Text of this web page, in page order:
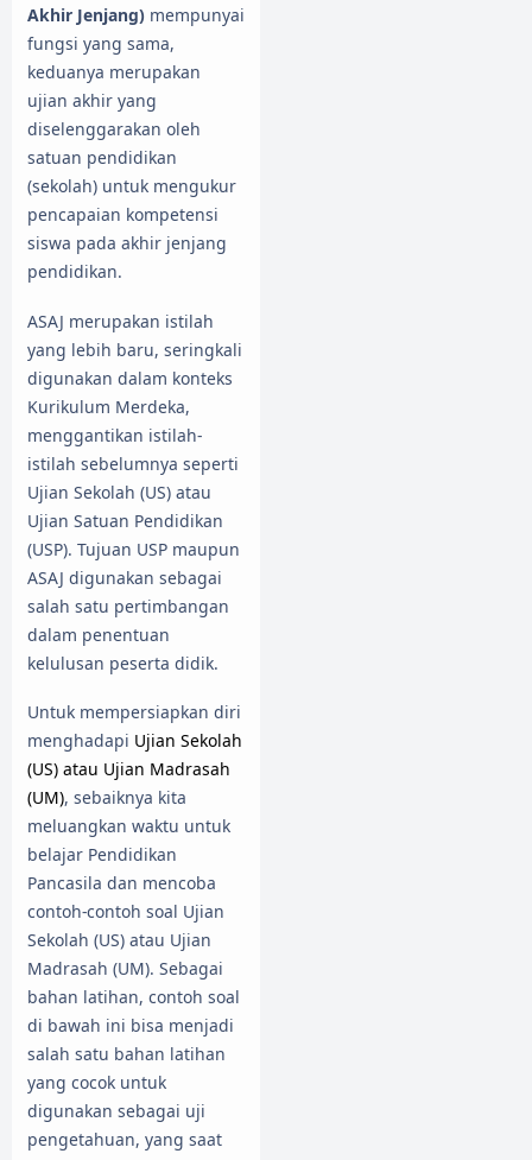
Akhir Jenjang) mempunyai
fungsi yang sama,
keduanya merupakan
ujian akhir yang
diselenggarakan oleh
satuan pendidikan
(sekolah) untuk mengukur
pencapaian kompetensi
siswa pada akhir jenjang
pendidikan.
ASAJ merupakan istilah
yang lebih baru, seringkali
digunakan dalam konteks
Kurikulum Merdeka,
menggantikan istilah-
istilah sebelumnya seperti
Ujian Sekolah (US) atau
Ujian Satuan Pendidikan
(USP). Tujuan USP maupun
ASAJ digunakan sebagai
salah satu pertimbangan
dalam penentuan
kelulusan peserta didik.
Untuk mempersiapkan diri
menghadapi Ujian Sekolah
(US) atau Ujian Madrasah
(UM), sebaiknya kita
meluangkan waktu untuk
belajar Pendidikan
Pancasila dan mencoba
contoh-contoh soal Ujian
Sekolah (US) atau Ujian
Madrasah (UM). Sebagai
bahan latihan, contoh soal
di bawah ini bisa menjadi
salah satu bahan latihan
yang cocok untuk
digunakan sebagai uji
pengetahuan, yang saat